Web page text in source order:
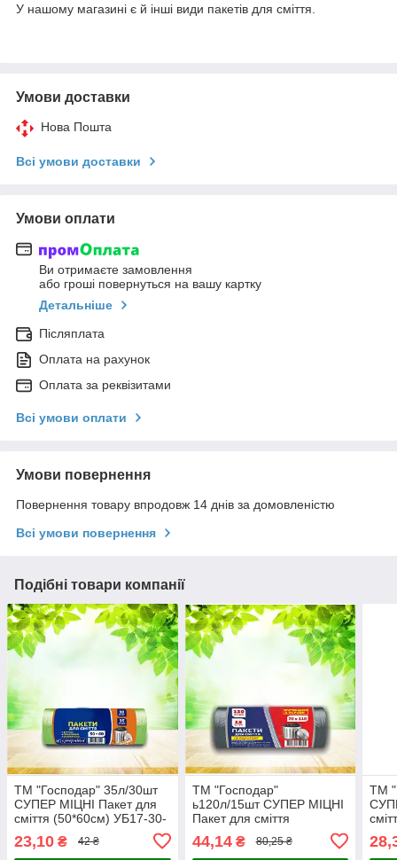
У нашому магазині є й інші види пакетів для сміття.
Умови доставки
Нова Пошта
Всі умови доставки
Умови оплати
Ви отримаєте замовлення
або гроші повернуться на вашу картку
Детальніше
Післяплата
Оплата на рахунок
Оплата за реквізитами
Всі умови оплати
Умови повернення
Повернення товару впродовж 14 днів за домовленістю
Всі умови повернення
Подібні товари компанії
ТМ "Господар" 35л/30шт
СУПЕР МІЦНІ Пакет для
сміття (50*60см) УБ17-30-
23,10 ₴ 42 ₴
ТМ "Господар"
ь120л/15шт СУПЕР МІЦНІ
Пакет для сміття
(70*110см) 19г/м² 12 шт./
44,14₴ 80,25 ₴
ТМ